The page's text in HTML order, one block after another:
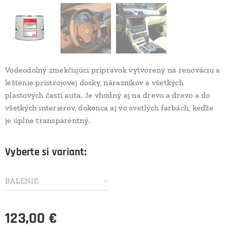
Vodeodolný zmekčujúci prípravok vytvorený na renováciu a
leštenie prístrojovej dosky, nárazníkov a všetkých
plastových častí auta. Je vhodný aj na drevo a drevo a do
všetkých interiérov, dokonca aj vo svetlých farbách, keďže
je úplne transparentný.
Vyberte si variant:
BALENIE
123,00 €